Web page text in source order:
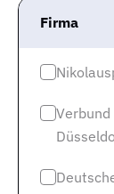
Firma